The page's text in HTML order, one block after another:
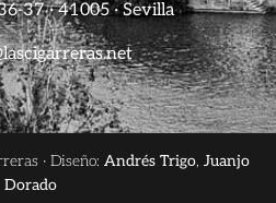
37 · 41005 · Sevilla
· Diseño: Andrés Trigo, Juanjo
Dorado